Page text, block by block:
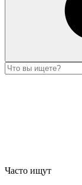
Часто ищут